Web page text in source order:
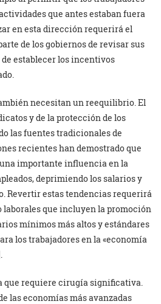
que antes estaban fuera
en esta dirección requerirá el
de los gobiernos de revisar sus
establecer los incentivos
necesitan un reequilibrio. El
y de la protección de los
las fuentes tradicionales de
recientes han demostrado que
importante influencia en la
deprimiendo los salarios y
Revertir estas tendencias requerirá
laborales que incluyen la promoción
mínimos más altos y estándares
los trabajadores en la «economía
que requiere cirugía significativa.
las economías más avanzadas